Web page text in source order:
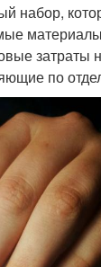
набор,
затраты
по